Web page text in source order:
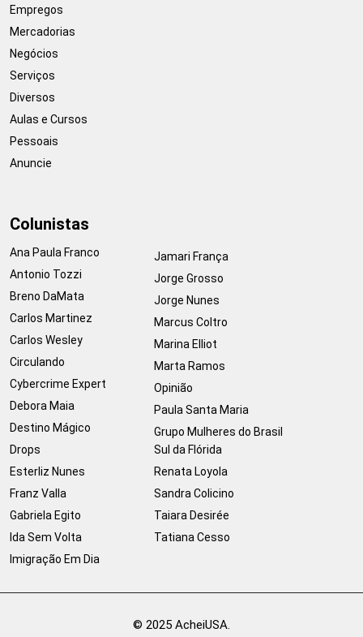
Empregos
Mercadorias
Negócios
Serviços
Diversos
Aulas e Cursos
Pessoais
Anuncie
Colunistas
Ana Paula Franco
Antonio Tozzi
Breno DaMata
Carlos Martinez
Carlos Wesley
Circulando
Cybercrime Expert
Debora Maia
Destino Mágico
Drops
Esterliz Nunes
Franz Valla
Gabriela Egito
Ida Sem Volta
Imigração Em Dia
Jamari França
Jorge Grosso
Jorge Nunes
Marcus Coltro
Marina Elliot
Marta Ramos
Opinião
Paula Santa Maria
Grupo Mulheres do Brasil
Sul da Flórida
Renata Loyola
Sandra Colicino
Taiara Desirée
Tatiana Cesso
© 2025 AcheiUSA.